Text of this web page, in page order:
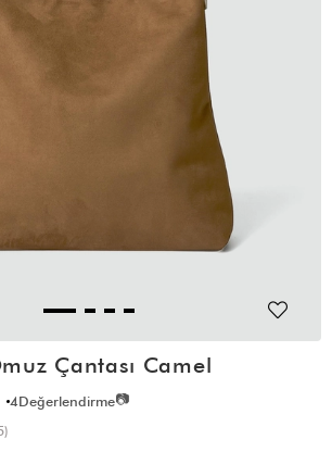
Çantası Camel
4Değerlendirme📷